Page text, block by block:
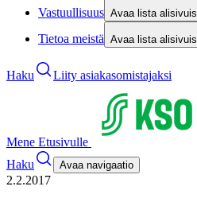
Vastuullisuus Avaa lista
Tietoa meistä Avaa lista
Haku Liity asiakasomistajaksi
Mene Etusivulle
Haku
Avaa navigaatio
2.2.2017